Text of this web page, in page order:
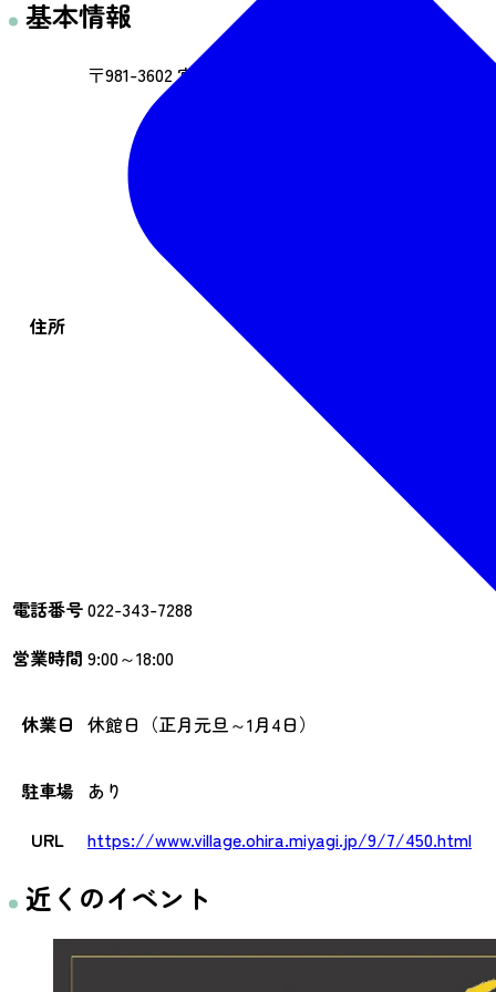
基本情報
住所
〒981-3602 宮城県黒川郡大衡村大衡字鐙沢12番地2
電話番号022-343-7288
営業時間 9:00～18:00
休業日 休館日（正月元旦～1月4日）
駐車場 あり
URL
https://www.village.ohira.miyagi.jp/9/7/450.html
近くのイベント